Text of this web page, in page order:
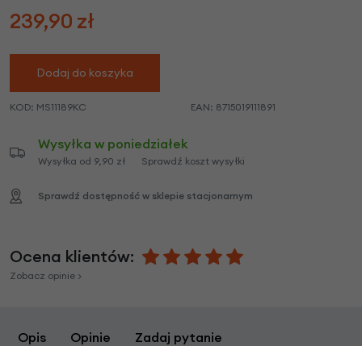
239,90 zł
Dodaj do koszyka
KOD: MS11189KC EAN: 8715019111891
Wysyłka w poniedziałek
Wysyłka od 9,90 zł Sprawdź koszt wysyłki
Sprawdź dostępność w sklepie stacjonarnym
Ocena klientów:
Zobacz opinie >
Opis Opinie Zadaj pytanie